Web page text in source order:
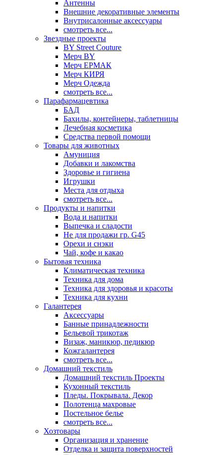
Антенны
Внешние декоративные элементы
Внутрисалонные аксессуары
смотреть все...
Звездные проекты
BY Street Couture
Мерч BY
Мерч ЕРМАК
Мерч КИРЯ
Мерч Одежда
смотреть все...
Парафармацевтика
БАД
Бахилы, контейнеры, таблетницы
Лечебная косметика
Средства первой помощи
Товары для животных
Амуниция
Добавки и лакомства
Здоровье и гигиена
Игрушки
Места для отдыха
смотреть все...
Продукты и напитки
Вода и напитки
Выпечка и сладости
Не для продажи гр. G45
Орехи и снэки
Чай, кофе и какао
Бытовая техника
Климатическая техника
Техника для дома
Техника для здоровья и красоты
Техника для кухни
Галантерея
Аксессуары
Банные принадлежности
Бельевой трикотаж
Визаж, маникюр, педикюр
Кожгалантерея
смотреть все...
Домашний текстиль
Домашний текстиль Проекты
Кухонный текстиль
Пледы. Покрывала. Декор
Полотенца махровые
Постельное белье
смотреть все...
Хозтовары
Организация и хранение
Отделка и защита поверхностей